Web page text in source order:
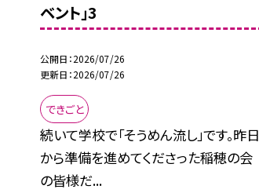
ベント」3
公開日 2026/07/26
更新日 2026/07/26
できごと
続いて学校で「そうめん流し」です。昨日
から準備を進めてくださった稲穂の会
の皆様だ...